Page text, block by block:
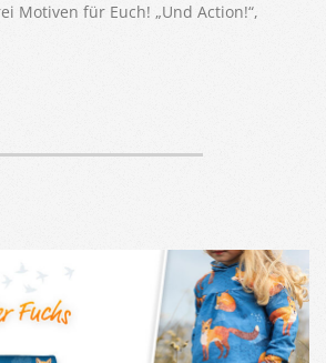
Motiven für Euch! „Und Action!“,